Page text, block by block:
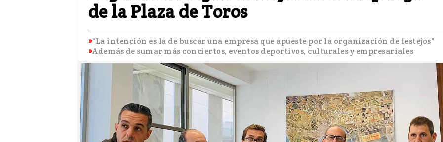
de la Plaza de Toros
“La intención es la de buscar una empresa que apueste por la organización de festejos"
Además de sumar más conciertos, eventos deportivos, culturales y empresariales